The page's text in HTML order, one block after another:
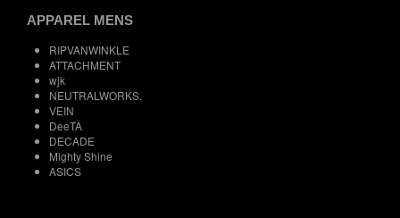
APPAREL MENS
RIPVANWINKLE
ATTACHMENT
wjk
NEUTRALWORKS.
VEIN
DeeTA
DECADE
Mighty Shine
ASICS